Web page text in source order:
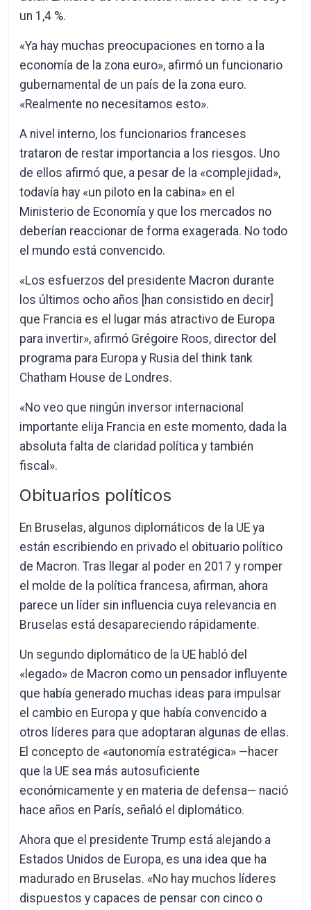
un 1,4 %.
«Ya hay muchas preocupaciones en torno a la
economía de la zona euro», afirmó un funcionario
gubernamental de un país de la zona euro.
«Realmente no necesitamos esto».
A nivel interno, los funcionarios franceses
trataron de restar importancia a los riesgos. Uno
de ellos afirmó que, a pesar de la «complejidad»,
todavía hay «un piloto en la cabina» en el
Ministerio de Economía y que los mercados no
deberían reaccionar de forma exagerada. No todo
el mundo está convencido.
«Los esfuerzos del presidente Macron durante
los últimos ocho años [han consistido en decir]
que Francia es el lugar más atractivo de Europa
para invertir», afirmó Grégoire Roos, director del
programa para Europa y Rusia del think tank
Chatham House de Londres.
«No veo que ningún inversor internacional
importante elija Francia en este momento, dada la
absoluta falta de claridad política y también
fiscal».
Obituarios políticos
En Bruselas, algunos diplomáticos de la UE ya
están escribiendo en privado el obituario político
de Macron. Tras llegar al poder en 2017 y romper
el molde de la política francesa, afirman, ahora
parece un líder sin influencia cuya relevancia en
Bruselas está desapareciendo rápidamente.
Un segundo diplomático de la UE habló del
«legado» de Macron como un pensador influyente
que había generado muchas ideas para impulsar
el cambio en Europa y que había convencido a
otros líderes para que adoptaran algunas de ellas.
El concepto de «autonomía estratégica» —hacer
que la UE sea más autosuficiente
económicamente y en materia de defensa— nació
hace años en París, señaló el diplomático.
Ahora que el presidente Trump está alejando a
Estados Unidos de Europa, es una idea que ha
madurado en Bruselas. «No hay muchos líderes
dispuestos y capaces de pensar con cinco o